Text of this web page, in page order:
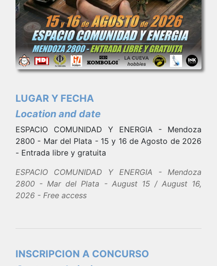
LUGAR Y FECHA
Location and date
ESPACIO COMUNIDAD Y ENERGIA - Mendoza
2800 - Mar del Plata - 15 y 16 de Agosto de 2026
- Entrada libre y gratuita
ESPACIO COMUNIDAD Y ENERGIA - Mendoza
2800 - Mar del Plata - August 15 / August 16,
2026 - Free access
INSCRIPCION A CONCURSO